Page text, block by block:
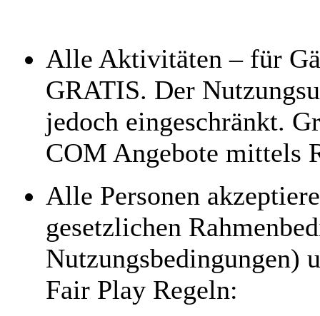
Alle Aktivitäten – für
GRATIS. Der
jedoch eingeschränkt.
COM Angebote mittels
Alle Personen
gesetzlichen
Nutzungsbedingungen)
Fair Play Regeln: